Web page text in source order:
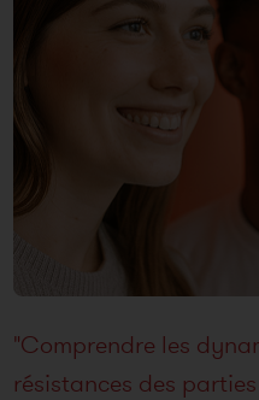
"Comprendre les
résistances des